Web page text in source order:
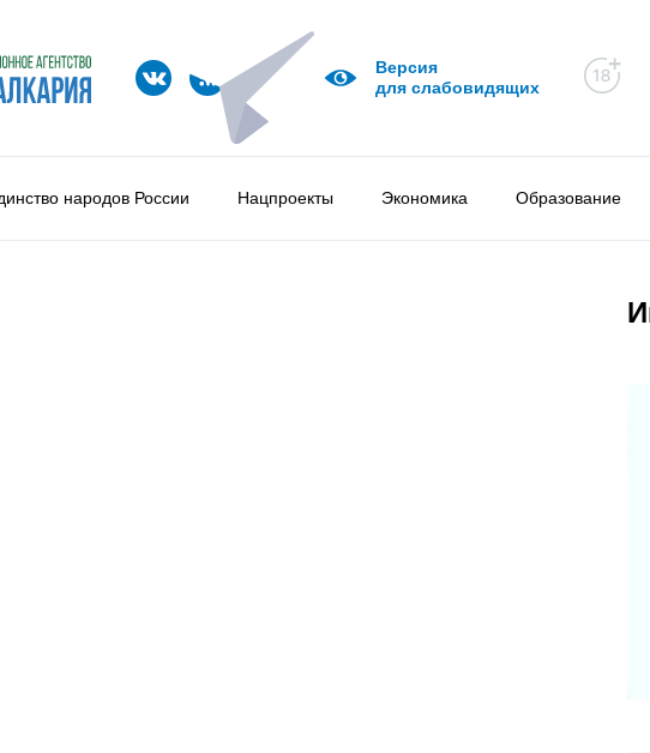
Версия
для слабовидящих
народов России Нацпроекты Экономика Образование